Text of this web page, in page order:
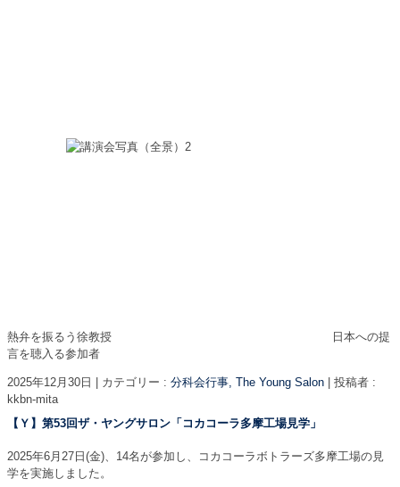
熱弁を振るう徐教授 日本への提
言を聴入る参加者
2025年12月30日 | カテゴリー : 分科会行事, The Young Salon | 投稿者 :
kkbn-mita
【Ｙ】第53回ザ・ヤングサロン「コカコーラ多摩工場見学」
2025年6月27日(金)、14名が参加し、コカコーラボトラーズ多摩工場の見
学を実施しました。